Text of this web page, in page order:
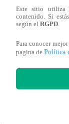
Mundiales
Este sitio utiliza
contenido. Si
según el RGPD.
Para conocer
pagina de Política